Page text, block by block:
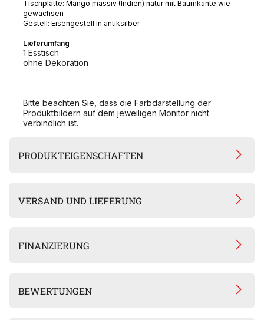
Tischplatte: Mango massiv (Indien) natur mit Baumkante wie
gewachsen
Gestell: Eisengestell in antiksilber
Lieferumfang
1 Esstisch
ohne Dekoration
Bitte beachten Sie, dass die Farbdarstellung der
Produktbildern auf dem jeweiligen Monitor nicht
verbindlich ist.
PRODUKTEIGENSCHAFTEN
VERSAND UND LIEFERUNG
FINANZIERUNG
BEWERTUNGEN